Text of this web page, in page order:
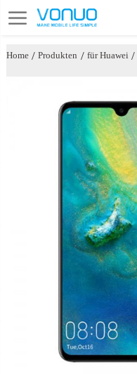
Home / Produkten / für Huawei /